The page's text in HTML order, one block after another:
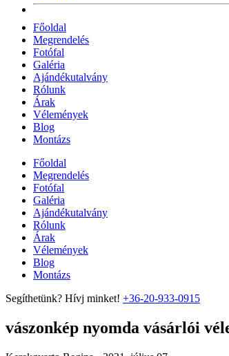
Főoldal
Megrendelés
Fotófal
Galéria
Ajándékutalvány
Rólunk
Árak
Vélemények
Blog
Montázs
Főoldal
Megrendelés
Fotófal
Galéria
Ajándékutalvány
Rólunk
Árak
Vélemények
Blog
Montázs
Segíthetünk? Hívj minket! +36-20-933-0915
vászonkép nyomda vásárlói